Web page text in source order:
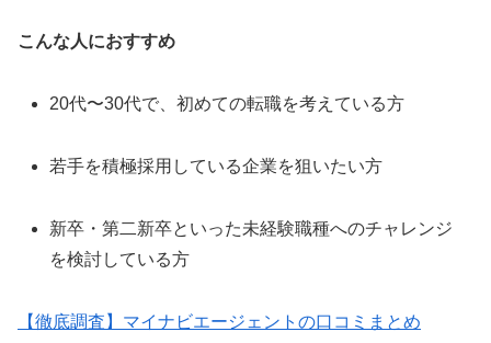
こんな人におすすめ
20代〜30代で、初めての転職を考えている方
若手を積極採用している企業を狙いたい方
新卒・第二新卒といった未経験職種へのチャレンジ
を検討している方
【徹底調査】マイナビエージェントの口コミまとめ